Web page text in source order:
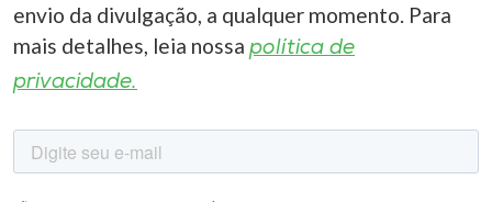
envio da divulgação, a qualquer momento. Para
mais detalhes, leia nossa política de
privacidade.